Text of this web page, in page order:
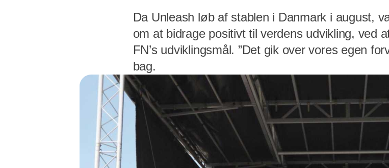
Da Unleash løb af stablen i Danmark i august,
om at bidrage positivt til verdens udvikling, ved
FN’s udviklingsmål. ”Det gik over vores egen
bag.